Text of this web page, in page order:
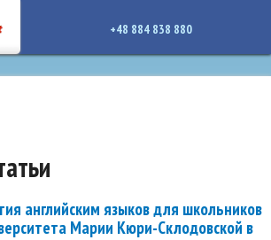
site-verification:
+48 884 838 880
английским языков для школьников
Марии Кюри-Склодовской в